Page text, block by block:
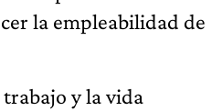
la empleabilidad de
y la vida